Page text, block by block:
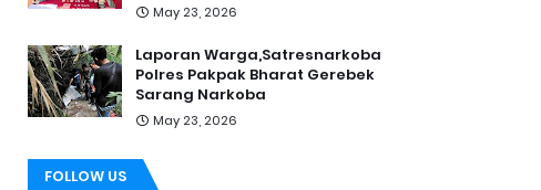
May 23, 2026
Laporan Warga,Satresnarkoba
Polres Pakpak Bharat Gerebek
Sarang Narkoba
May 23, 2026
FOLLOW US